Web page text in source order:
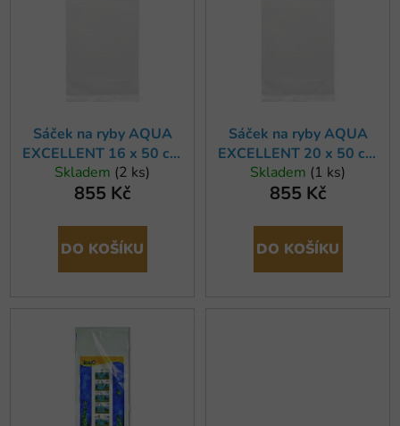
Sáček na ryby AQUA
EXCELLENT 16 x 50 cm
(250ks)
Skladem (2 ks)
855 Kč
DO KOŠÍKU
Sáček na ryby AQUA
EXCELLENT 20 x 50 cm
(250ks)
Skladem (1 ks)
855 Kč
DO KOŠÍKU